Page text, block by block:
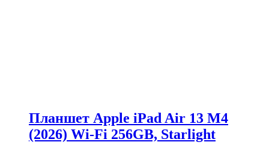
Планшет Apple iPad Air 13 M4
(2026) Wi-Fi 256GB, Starlight